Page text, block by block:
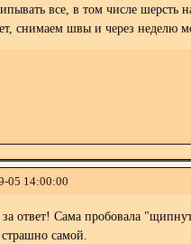
все, в том числе шерсть
снимаем швы и через неделю
05 14:00:00
ответ! Сама пробовала
самой.